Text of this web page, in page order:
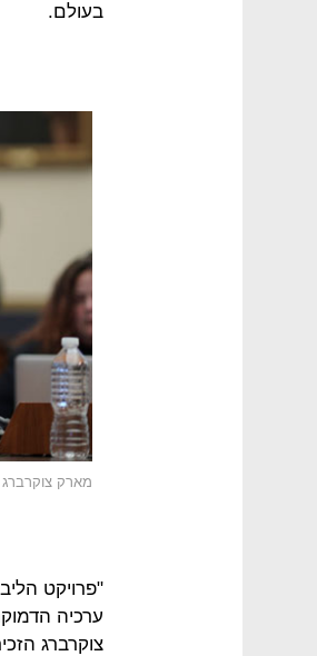
בעולם.
מארק
"פרויקט
ערכיה
צוקרברג